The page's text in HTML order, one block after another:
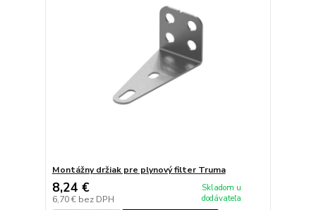
Montážny držiak pre plynový filter Truma
8,24 €
6,70 € bez DPH
Skladom u
dodávateľa